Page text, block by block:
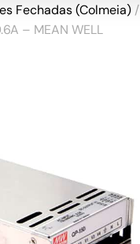
Fechadas (Colmeia) /
– MEAN WELL